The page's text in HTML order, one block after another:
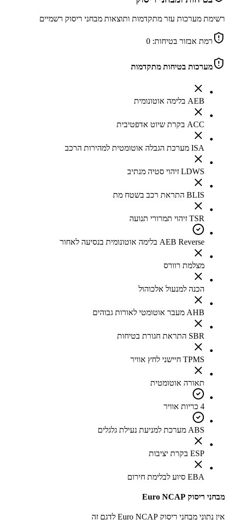
רשימת מערכות עזר מתקדמות ותוצאות מבחני ריסוק רשמיים
רמת אבזור בטיחות: 0
מערכות בטיחות מתקדמות
AEB בלימה אוטונומית
ACC בקרת שיוט אדפטיבית
ISA מערכת הגבלה אוטומטית למהירות הרכב
LDWS זיהוי סטיה מנתיב
BLIS התראת רכב בשטח מת
TSR זיהוי תמרורי תנועה
AEB Reverse בלימה אוטונומית בנסיעה לאחור
מצלמת רוורס
הכנה למנעול אלכוהול
AHB מעבר אוטומטי לאורות גבוהים
SBR התראת חגורת בטיחות
TPMS חיישני לחץ אוויר
תאורה אוטומטית
4 כריות אוויר
ABS מערכת למניעת נעילת גלגלים
ESP בקרת יציבות
EBA סיוע לבלימת חירום
מבחני ריסוק Euro NCAP
אין נתוני מבחני ריסוק Euro NCAP לדגם זה